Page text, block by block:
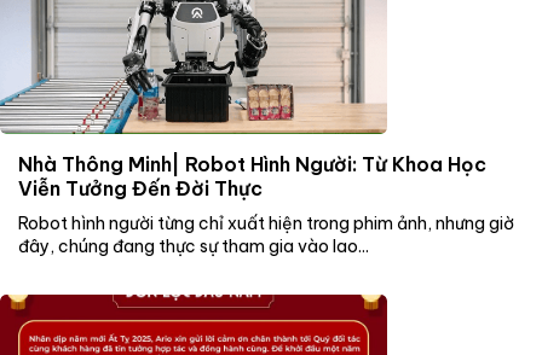
Nhà Thông Minh| Robot Hình Người: Từ Khoa Học
Viễn Tưởng Đến Đời Thực
Robot hình người từng chỉ xuất hiện trong phim ảnh, nhưng giờ
đây, chúng đang thực sự tham gia vào lao...